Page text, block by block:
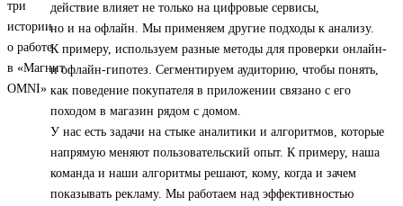
действие влияет не только на цифровые сервисы,
но и на офлайн. Мы применяем другие подходы к анализу.
К примеру, используем разные методы для проверки онлайн-
и офлайн-гипотез. Сегментируем аудиторию, чтобы понять,
как поведение покупателя в приложении связано с его
походом в магазин рядом с домом.
У нас есть задачи на стыке аналитики и алгоритмов, которые
напрямую меняют пользовательский опыт. К примеру, наша
команда и наши алгоритмы решают, кому, когда и зачем
показывать рекламу. Мы работаем над эффективностью